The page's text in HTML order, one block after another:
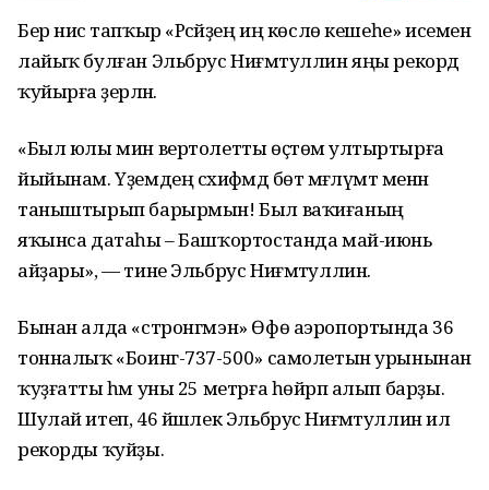
Бер нисә тапҡыр «Рәсәйҙең иң көслө кешеһе» исеменә
лайыҡ булған Эльбрус Ниғмәтуллин яңы рекорд
ҡуйырға әҙерләнә.
«Был юлы мин вертолетты өҫтөмә ултыртырға
йыйынам. Үҙемдең сәхифәмдә бөтә мәғлүмәт менән
таныштырып барырмын! Был ваҡиғаның
яҡынса датаһы – Башҡортостанда май-июнь
айҙары», — тине Эльбрус Ниғмәтуллин.
Бынан алда «стронгмэн» Өфө аэропортында 36
тонналыҡ «Боинг-737-500» самолетын урынынан
ҡуҙғатты һәм уны 25 метрға һөйрәп алып барҙы.
Шулай итеп, 46 йәшлек Эльбрус Ниғмәтуллин ил
рекорды ҡуйҙы.